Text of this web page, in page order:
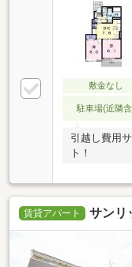
敷金なし
駐車場(近隣
引越し費用
ト！
賃貸アパート サン